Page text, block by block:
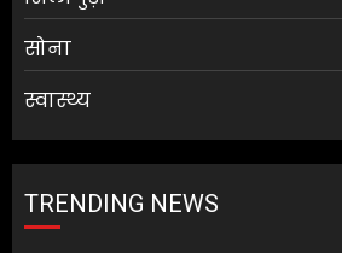
सोना
स्वास्थ्य
TRENDING NEWS
1
2
चीनी सेना की
खारिज किया